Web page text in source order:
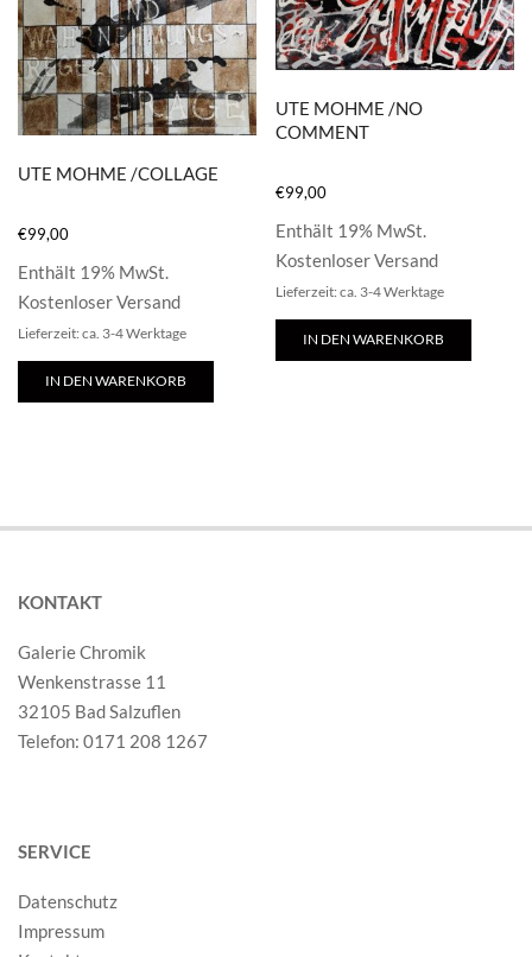
UTE MOHME /COLLAGE
€99,00
Enthält 19% MwSt.
Kostenloser Versand
Lieferzeit: ca. 3-4 Werktage
IN DEN WARENKORB
UTE MOHME /NO
COMMENT
€99,00
Enthält 19% MwSt.
Kostenloser Versand
Lieferzeit: ca. 3-4 Werktage
IN DEN WARENKORB
KONTAKT
Galerie Chromik
Wenkenstrasse 11
32105 Bad Salzuflen
Telefon: 0171 208 1267
SERVICE
Datenschutz
Impressum